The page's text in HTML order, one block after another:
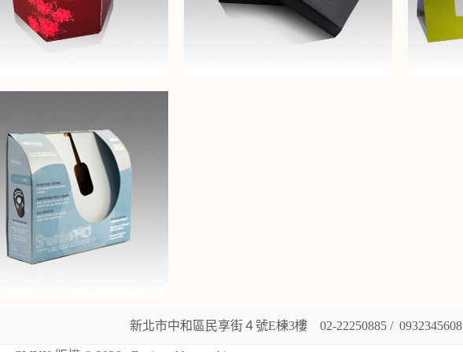
新北市中和區民享街４號E棟3樓 02-22250885 / 0932345608